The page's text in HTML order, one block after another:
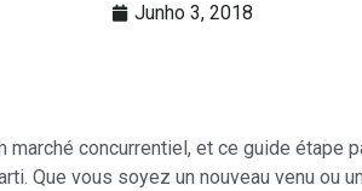
Junho 3, 2018
marché concurrentiel, et ce guide étape
Que vous soyez un nouveau venu ou